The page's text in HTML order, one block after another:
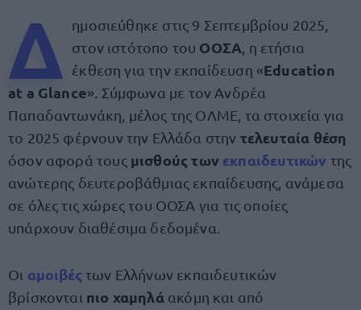
Δ ημοσιεύθηκε στις 9 Σεπτεμβρίου 2025,
στον ιστότοπο του ΟΟΣΑ , η ετήσια
έκθεση για την εκπαίδευση «Education
at a Glance». Σύμφωνα με τον Ανδρέα
Παπαδαντωνάκη, μέλος της ΟΛΜΕ, τα στοιχεία για
το 2025 φέρνουν την Ελλάδα στην τελευταία θέση
όσον αφορά τους μισθούς των εκπαιδευτικών της
ανώτερης δευτεροβάθμιας εκπαίδευσης, ανάμεσα
σε όλες τις χώρες του ΟΟΣΑ για τις οποίες
υπάρχουν διαθέσιμα δεδομένα.
Οι αμοιβές των Ελλήνων εκπαιδευτικών
βρίσκονται πιο χαμηλά ακόμη και από